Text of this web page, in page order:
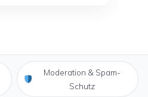
Moderation & Spam-
Schutz